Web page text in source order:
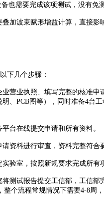
也需要完成该项测试，没有免
叠加波束赋形增益计算，直接
下几个步骤：
业营业执照、填写完整的核准
、PCB图等），同时准备4台
台在线提交申请和所有资料。
请资料进行审查，资料完整符
实验室，按照新规要求完成所有
将测试报告提交工信部，工信
个流程常规情况下需要4-8周